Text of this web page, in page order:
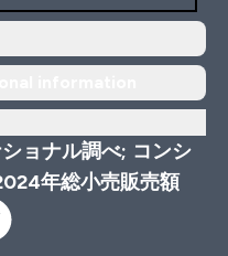
ョナル調べ; コンシ
年総小売販売額